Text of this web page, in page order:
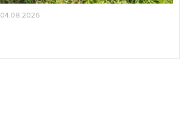
04.08.2026